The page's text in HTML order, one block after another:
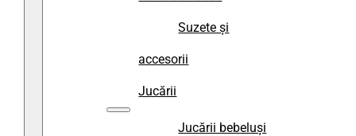
Suzete și
accesorii
Jucării
Jucării bebeluși